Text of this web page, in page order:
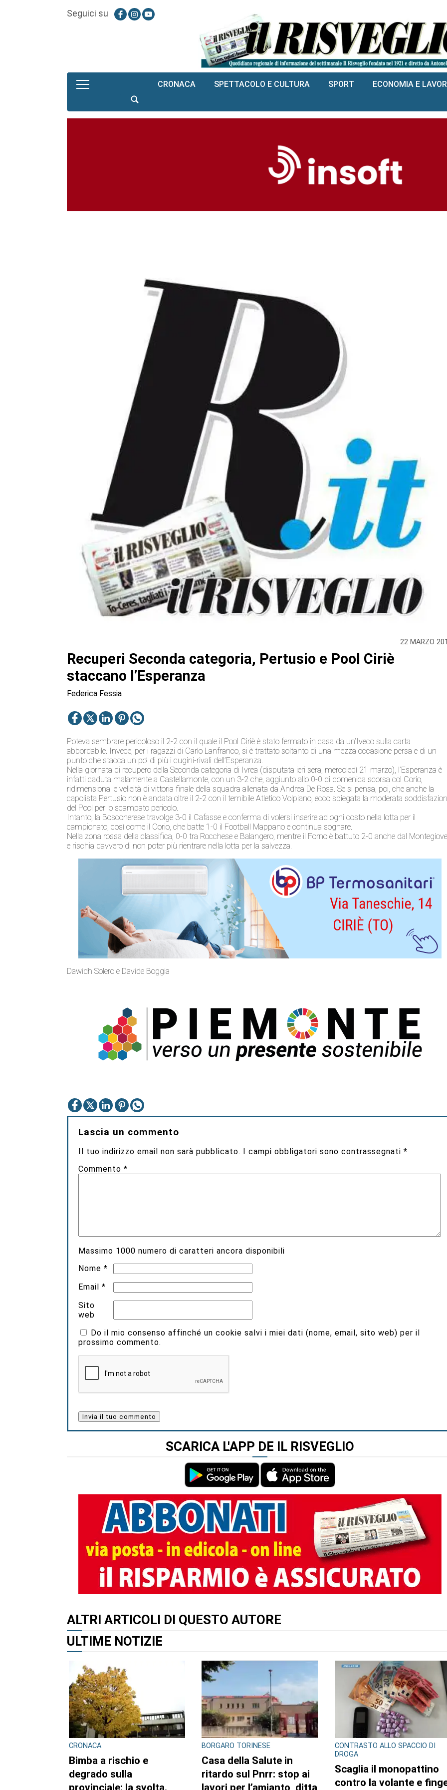
Seguici su
CRONACA SPETTACOLO E CULTURA SPORT ECONOMIA E
22 MARZO
Recuperi Seconda categoria, Pertusio e Pool Ciriè
staccano l’Esperanza
Federica Fessia
Poteva sembrare pericoloso il 2-2 con il quale il Pool Ciriè è stato fermato in casa da un’Iveco sulla carta
abbordabile. Invece, per i ragazzi di Carlo Lanfranco, si è trattato soltanto di una mezza occasione persa e di un
punto che stacca un po’ di più i cugini-rivali dell’Esperanza.
Nella giornata di recupero della Seconda categoria di Ivrea (disputata ieri sera, mercoledì 21 marzo), l’Esperanza è
infatti caduta malamente a Castellamonte, con un 3-2 che, aggiunto allo 0-0 di domenica scorsa col Corio,
ridimensiona le velleità di vittoria finale della squadra allenata da Andrea De Rosa. Se si pensa, poi, che anche la
capolista Pertusio non è andata oltre il 2-2 con il temibile Atletico Volpiano, ecco spiegata la moderata
del Pool per lo scampato pericolo.
Intanto, la Bosconerese travolge 3-0 il Cafasse e conferma di volersi inserire ad ogni costo nella lotta per il
campionato, così come il Corio, che batte 1-0 il Football Mappano e continua sognare.
Nella zona rossa della classifica, 0-0 tra Rocchese e Balangero, mentre il Forno è battuto 2-0 anche dal
e rischia davvero di non poter più rientrare nella lotta per la salvezza.
Dawidh Solero e Davide Boggia
Lascia un commento
Il tuo indirizzo email non sarà pubblicato. I campi obbligatori sono contrassegnati*
Commento*
Massimo 1000 numero di caratteri ancora disponibili
Nome*
Email*
Sito
web
Do il mio consenso affinché un cookie salvi i miei dati (nome, email, sito web) per il
prossimo commento.
SCARICA L'APP DE IL RISVEGLIO
ALTRI ARTICOLI DI QUESTO AUTORE
ULTIME NOTIZIE
CRONACA
Bimba a rischio e
degrado sulla
provinciale: la svolta.
BORGARO TORINESE
Casa della Salute in
ritardo sul Pnrr: stop ai
lavori per l’amianto, ditta
CONTRASTO ALLO SPACCIO DI
DROGA
Scaglia il monopattino
contro la volante e